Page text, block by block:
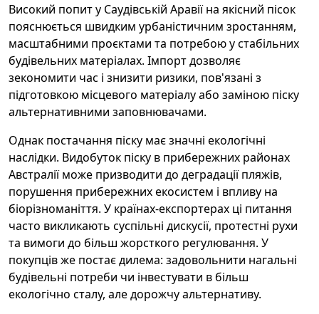
Високий попит у Саудівській Аравії на якісний пісок
пояснюється швидким урбаністичним зростанням,
масштабними проєктами та потребою у стабільних
будівельних матеріалах. Імпорт дозволяє
зекономити час і знизити ризики, пов'язані з
підготовкою місцевого матеріалу або заміною піску
альтернативними заповнювачами.
Однак постачання піску має значні екологічні
наслідки. Видобуток піску в прибережних районах
Австралії може призводити до деградації пляжів,
порушення прибережних екосистем і впливу на
біорізноманіття. У країнах-експортерах ці питання
часто викликають суспільні дискусії, протестні рухи
та вимоги до більш жорсткого регулювання. У
покупців же постає дилема: задовольнити нагальні
будівельні потреби чи інвестувати в більш
екологічно сталу, але дорожчу альтернативу.